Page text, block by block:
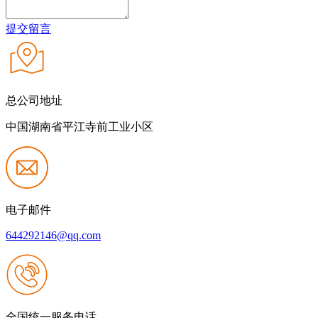
提交留言
总公司地址
中国湖南省平江寺前工业小区
电子邮件
644292146@qq.com